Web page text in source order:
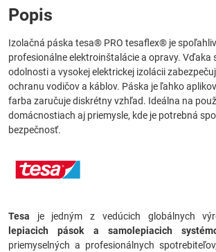
Popis
Izolačná páska tesa® PRO tesaflex® je
profesionálne elektroinštalácie a opravy. Vďaka
odolnosti a vysokej elektrickej izolácii
ochranu vodičov a káblov. Páska je ľahko
farba zaručuje diskrétny vzhľad. Ideálna na
domácnostiach aj priemysle, kde je potrebná
bezpečnosť.
Tesa je jedným z vedúcich globálnych
lepiacich pások a samolepiacich
priemyselných a profesionálnych